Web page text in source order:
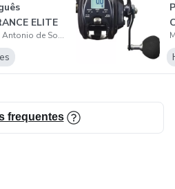
ELITE
Marcos Antonio de Souza
frequentes